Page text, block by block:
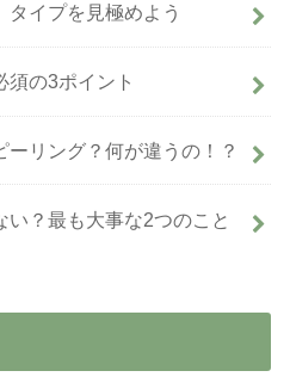
タイプを見極めよう
須の3ポイント
リング？何が違うの！？
？最も大事な2つのこと